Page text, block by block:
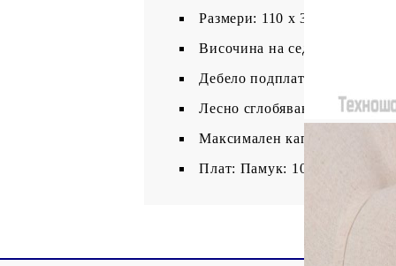
Размери: 110 x 38 x 48 см
Височина на седалката от
Дебело подплатена седалка
Лесно сглобяване
Максимален капацитет на
Плат: Памук: 10%, Лен: 20%,